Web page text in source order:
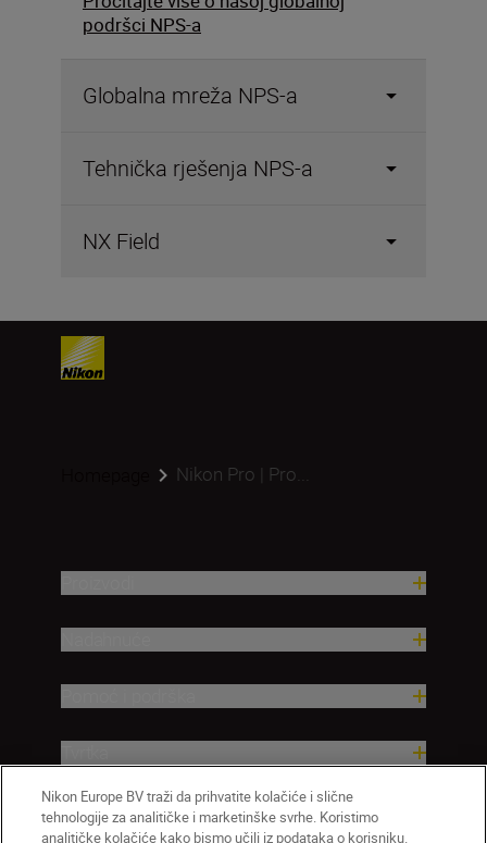
podršci NPS-a
Globalna mreža NPS-a
Tehnička rješenja NPS-a
NX Field
Nikon Pro | Pro...
Nikon Europe BV traži da prihvatite kolačiće i slične
tehnologije za analitičke i marketinške svrhe. Koristimo
analitičke kolačiće kako bismo učili iz podataka o korisniku.